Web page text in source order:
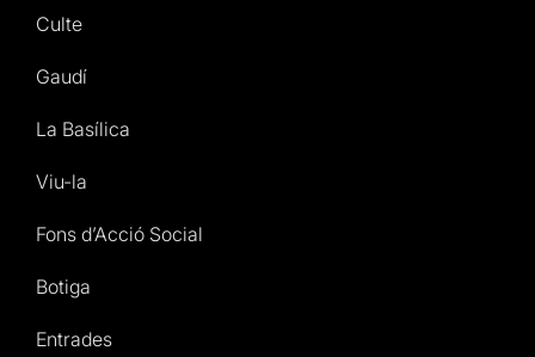
Culte
Gaudí
La Basílica
Viu-la
Fons d’Acció Social
Botiga
Entrades